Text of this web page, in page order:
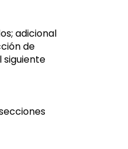
adicional
de
siguiente